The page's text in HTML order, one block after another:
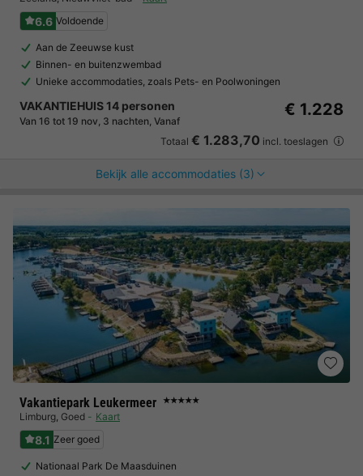
6.6 Voldoende
Aan de Zeeuwse kust
Binnen- en buitenzwembad
Unieke accommodaties, zoals Pets- en Poolwoningen
VAKANTIEHUIS 14 personen
Van 16 tot 19 nov, 3 nachten, Vanaf
€ 1.228
Totaal € 1.283,70 incl. toeslagen
Bekijk alle accommodaties (3)
Vakantiepark Leukermeer ★★★★★
Limburg, Goed Kaart
8.1 Zeer goed
Nationaal Park De Maasduinen